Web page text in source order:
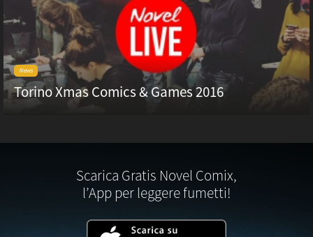
News
Torino Xmas Comics & Games 2016
Scarica Gratis Novel Comix,
l’App per leggere fumetti!